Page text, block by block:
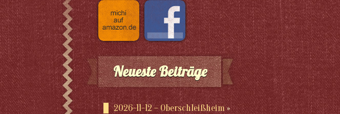
Neueste Beiträge
2026-11-12 – Oberschleißheim